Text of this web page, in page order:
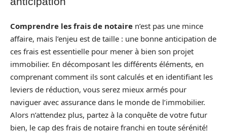
Comprendre les frais de notaire n’est pas une mince
affaire, mais l’enjeu est de taille : une bonne anticipation de
ces frais est essentielle pour mener à bien son projet
immobilier. En décomposant les différents éléments, en
comprenant comment ils sont calculés et en identifiant les
leviers de réduction, vous serez mieux armés pour
naviguer avec assurance dans le monde de l’immobilier.
Alors n’attendez plus, partez à la conquête de votre futur
bien, le cap des frais de notaire franchi en toute sérénité!